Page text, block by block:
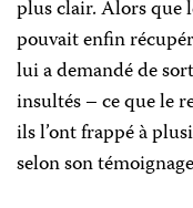
plus clair. Alors que
pouvait enfin
lui a demandé de
insultés – ce que le
ils l’ont frappé à
selon son